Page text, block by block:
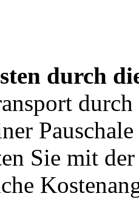
durch
Sie mit